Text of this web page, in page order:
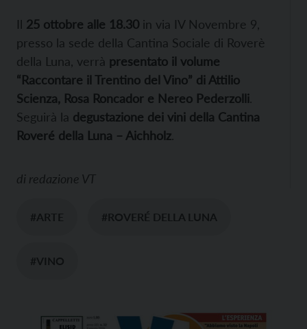
Il 25 ottobre alle 18.30 in via IV Novembre 9,
presso la sede della Cantina Sociale di Roverè
della Luna, verrà presentato il volume
“Raccontare il Trentino del Vino” di Attilio
Scienza, Rosa Roncador e Nereo Pederzolli.
Seguirà la degustazione dei vini della Cantina
Roveré della Luna – Aichholz.
di redazione VT
#ARTE #ROVERÉ DELLA LUNA
#VINO